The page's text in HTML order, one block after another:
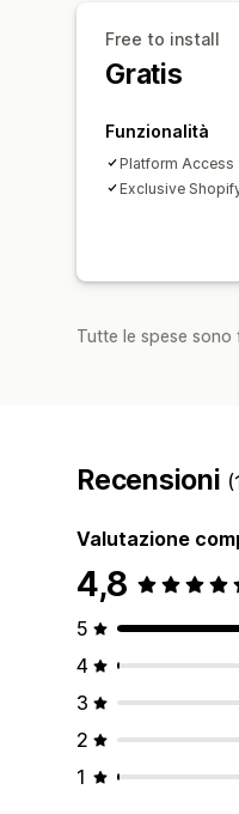
Free to install
Gratis
Funzionalità
Platform Access
Exclusive
Tutte le spese sono
Recensioni
Valutazione
4,8
5
4
3
2
1